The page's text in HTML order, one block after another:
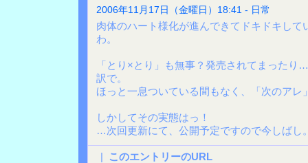
2006年11月17日（金曜日）18:41 - 日常
肉体のハート様化が進んできてドキドキして
わ。
「とり×とり」も無事？発売されてまった
訳で。
ほっと一息ついている間もなく、「次のアレ
しかしてその実態はっ！
…次回更新にて、公開予定ですので今しばし
| このエントリーのURL